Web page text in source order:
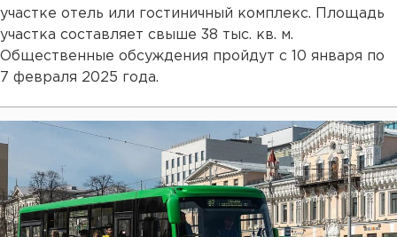
участке отель или гостиничный комплекс. Площадь
участка составляет свыше 38 тыс. кв. м.
Общественные обсуждения пройдут с 10 января по
7 февраля 2025 года.